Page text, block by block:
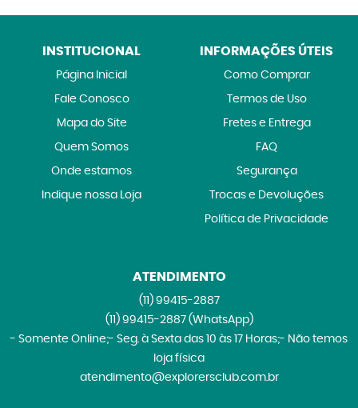
INSTITUCIONAL
Página Inicial
Fale Conosco
Mapa do Site
Quem Somos
Onde estamos
Indique nossa Loja
INFORMAÇÕES ÚTEIS
Como Comprar
Termos de Uso
Fretes e Entrega
FAQ
Segurança
Trocas e Devoluções
Política de Privacidade
ATENDIMENTO
(11)99415-2887
(11)99415-2887 (WhatsApp)
- Somente Online;- Seg. à Sexta das 10 às 17 Horas;- Não temos
loja física
atendimento@explorersclub.com.br